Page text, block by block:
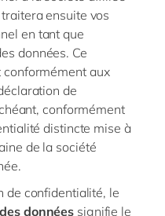
ensuite vos
en tant que
données. Ce
aux
de
conformément
distincte mise à
de la société
de confidentialité, le
données signifie le